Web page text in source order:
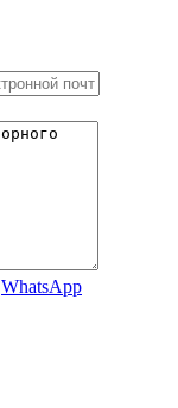
WhatsApp